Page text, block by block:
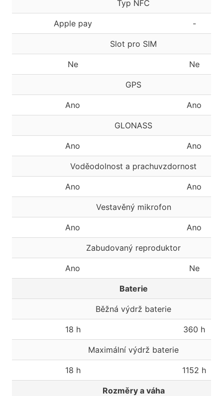
Typ NFC
Apple pay -
Slot pro SIM
Ne Ne
GPS
Ano Ano
GLONASS
Ano Ano
Voděodolnost a prachuvzdornost
Ano Ano
Vestavěný mikrofon
Ano Ano
Zabudovaný reproduktor
Ano Ne
Baterie
Běžná výdrž baterie
18 h 360 h
Maximální výdrž baterie
18 h 1152 h
Rozměry a váha